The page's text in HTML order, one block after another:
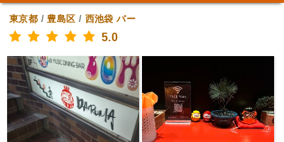
東京都 /豊島区 / 西池袋 バー
5.0